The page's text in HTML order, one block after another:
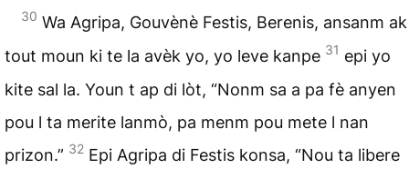
30 Wa Agripa, Gouvènè Festis, Berenis, ansanm ak
tout moun ki te la avèk yo, yo leve kanpe 31 epi yo
kite sal la. Youn t ap di lòt, “Nonm sa a pa fè anyen
pou l ta merite lanmò, pa menm pou mete l nan
prizon.” 32 Epi Agripa di Festis konsa, “Nou ta libere